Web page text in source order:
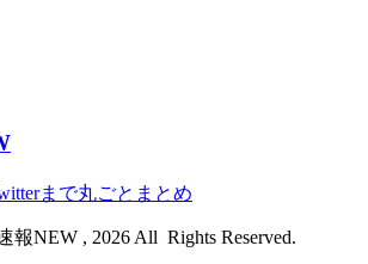
まで丸ごとまとめ
報NEW , 2026 All Rights Reserved.